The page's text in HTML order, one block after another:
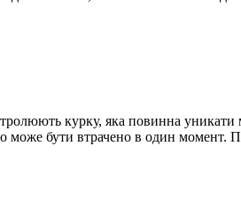
курку, яка повинна уникати
може бути втрачено в один момент.